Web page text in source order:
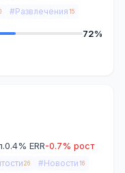
#Развлечения 15
72%
0.4% ERR-0.7% рост
26 #Новости 16